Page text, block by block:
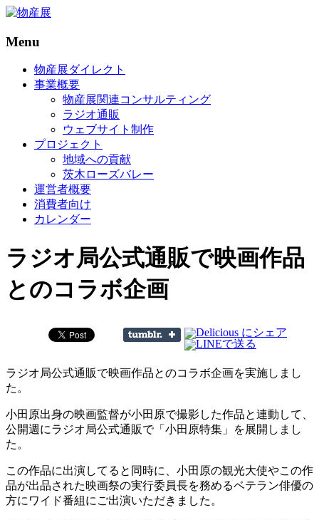
物
国
名
産
の
流
通
を
支
援
し
て
い
Menu
物産展ダイレクト
事業概要
物産展関連コンサルティング
ラジオ通販
ウェブサイト制作
プロジェクト
地域への貢献
茨木ローズバレー
運営者概要
消費者向け
カレンダー
ラジオ局公式通販で映画作品
とのコラボ企画
ラジオ局公式通販で映画作品とのコラボ企画を実施しまし
た。
小田原出身の映画監督が小田原で撮影した作品と連動して、
公開週にラジオ局公式通販で「小田原特集」を展開しまし
た。
この作品に出演してると同時に、小田原の観光大使やこの作
品が出品された映画祭の実行委員長を務めるベテラン俳優の
方にワイド番組にご出演いただきました。